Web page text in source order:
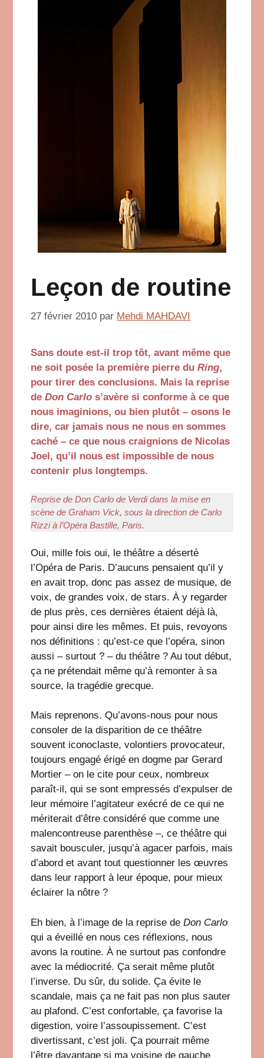
Leçon de routine
27 février 2010 par Mehdi MAHDAVI
Sans doute est-il trop tôt, avant même que
ne soit posée la première pierre duRing,
pour tirer des conclusions. Mais la reprise
deDon Carlo s’avère si conforme à ce que
nous imaginions, ou bien plutôt – osons le
dire, car jamais nous ne nous en sommes
caché – ce que nous craignions de Nicolas
Joel, qu’il nous est impossible de nous
contenir plus longtemps.
Reprise de Don Carlo de Verdi dans la mise en
scène de Graham Vick, sous la direction de Carlo
Rizzi à l’Opéra Bastille, Paris.
Oui, mille fois oui, le théâtre a déserté
l’Opéra de Paris. D’aucuns pensaient qu’il y
en avait trop, donc pas assez de musique, de
voix, de grandes voix, de stars. À y regarder
de plus près, ces dernières étaient déjà là,
pour ainsi dire les mêmes. Et puis, revoyons
nos définitions : qu’est-ce que l’opéra, sinon
aussi – surtout ? – du théâtre ? Au tout début,
ça ne prétendait même qu’à remonter à sa
source, la tragédie grecque.
Mais reprenons. Qu’avons-nous pour nous
consoler de la disparition de ce théâtre
souvent iconoclaste, volontiers provocateur,
toujours engagé érigé en dogme par Gerard
Mortier – on le cite pour ceux, nombreux
paraît-il, qui se sont empressés d’expulser de
leur mémoire l’agitateur exécré de ce qui ne
mériterait d’être considéré que comme une
malencontreuse parenthèse –, ce théâtre qui
savait bousculer, jusqu’à agacer parfois, mais
d’abord et avant tout questionner les œuvres
dans leur rapport à leur époque, pour mieux
éclairer la nôtre ?
Eh bien, à l’image de la reprise deDon Carlo
qui a éveillé en nous ces réflexions, nous
avons la routine. À ne surtout pas confondre
avec la médiocrité. Ça serait même plutôt
l’inverse. Du sûr, du solide. Ça évite le
scandale, mais ça ne fait pas non plus sauter
au plafond. C’est confortable, ça favorise la
digestion, voire l’assoupissement. C’est
divertissant, c’est joli. Ça pourrait même
l’être davantage si ma voisine de gauche